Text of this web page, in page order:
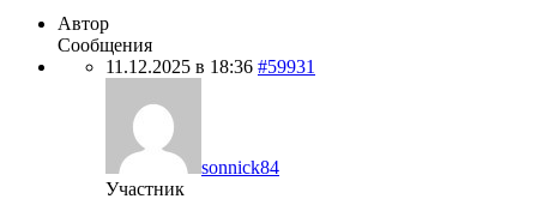
Автор
Сообщения
11.12.2025 в 18:36 #59931
sonnick84
Участник